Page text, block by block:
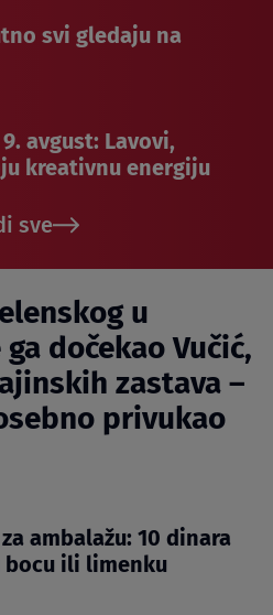
svi gledaju na
avgust: Lavovi,
kreativnu energiju
sve
u
dočekao Vučić,
zastava –
privukao
ambalažu: 10 dinara
bocu ili limenku